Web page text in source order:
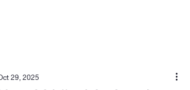
29, 2025